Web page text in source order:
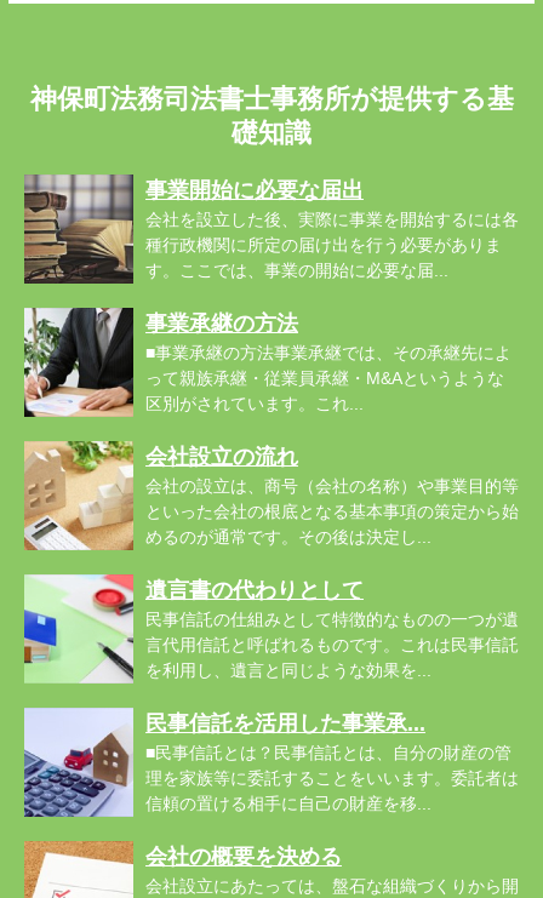
神保町法務司法書士事務所が提供する基
礎知識
事業開始に必要な届出
会社を設立した後、実際に事業を開始するには各
種行政機関に所定の届け出を行う必要がありま
す。ここでは、事業の開始に必要な届...
事業承継の方法
■事業承継の方法事業承継では、その承継先によ
って親族承継・従業員承継・M&Aというような
区別がされています。これ...
会社設立の流れ
会社の設立は、商号（会社の名称）や事業目的等
といった会社の根底となる基本事項の策定から始
めるのが通常です。その後は決定し...
遺言書の代わりとして
民事信託の仕組みとして特徴的なものの一つが遺
言代用信託と呼ばれるものです。これは民事信託
を利用し、遺言と同じような効果を...
民事信託を活用した事業承...
■民事信託とは？民事信託とは、自分の財産の管
理を家族等に委託することをいいます。委託者は
信頼の置ける相手に自己の財産を移...
会社の概要を決める
会社設立にあたっては、盤石な組織づくりから開